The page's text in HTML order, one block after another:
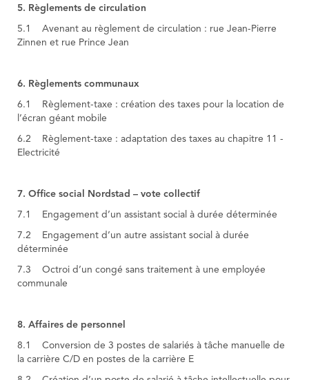
5. Règlements de circulation
5.1 Avenant au règlement de circulation : rue Jean-Pierre
Zinnen et rue Prince Jean
6. Règlements communaux
6.1 Règlement-taxe : création des taxes pour la location de
l’écran géant mobile
6.2 Règlement-taxe : adaptation des taxes au chapitre 11 -
Electricité
7. Office social Nordstad – vote collectif
7.1 Engagement d’un assistant social à durée déterminée
7.2 Engagement d’un autre assistant social à durée
déterminée
7.3 Octroi d’un congé sans traitement à une employée
communale
8. Affaires de personnel
8.1 Conversion de 3 postes de salariés à tâche manuelle de
la carrière C/D en postes de la carrière E